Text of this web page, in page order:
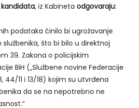
, iz Kabineta odgovaraju:
podataka činilo bi ugrožavanje
što bi bilo u direktnoj
39. Zakona o policijskim
BiH („Službene novine Federacije
44/11 i 13/18) kojim su utvrđena
da se na nepotrebno ne